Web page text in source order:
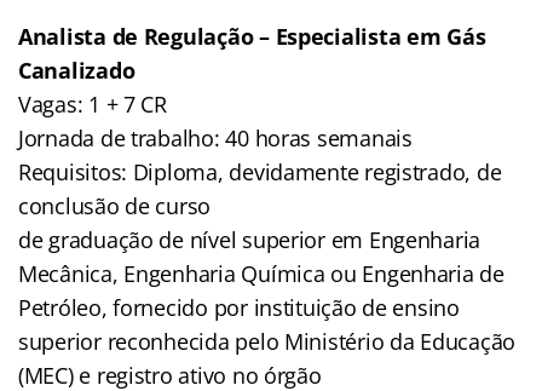
Analista de Regulação – Especialista em Gás
Canalizado
Vagas: 1 + 7 CR
Jornada de trabalho: 40 horas semanais
Requisitos: Diploma, devidamente registrado, de
conclusão de curso
de graduação de nível superior em Engenharia
Mecânica, Engenharia Química ou Engenharia de
Petróleo, fornecido por instituição de ensino
superior reconhecida pelo Ministério da Educação
(MEC) e registro ativo no órgão